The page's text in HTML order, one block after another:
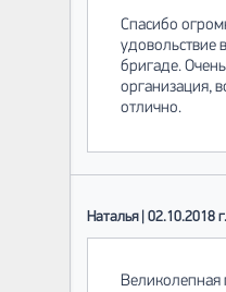
Спасибо
удовольствие
бригаде.
организация,
отлично.
Наталья | 02.10.2018
Великолепная